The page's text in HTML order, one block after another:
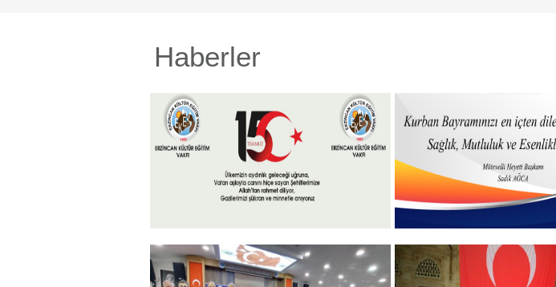
Haberler
15 Temmuz 2026 Hayırlı Bayramlar